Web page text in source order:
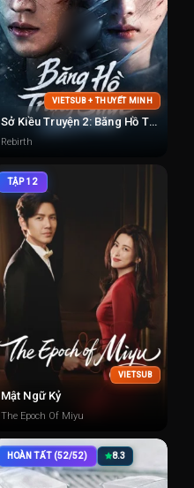
VIETSUB + THUYẾT MINH
Sở Kiều Truyện 2: Băng Hồ Trọng Sinh
Rebirth
TẬP 12
VIETSUB
Mật Ngữ Kỷ
The Epoch Of Miyu
HOÀN TẤT (52/52) 8.3